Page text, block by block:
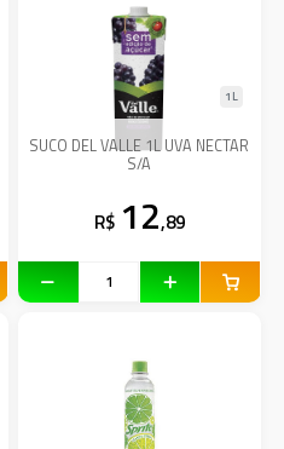
SUCO DEL VALLE 1L UVA NECTAR
S/A
1L
R$ 12,89